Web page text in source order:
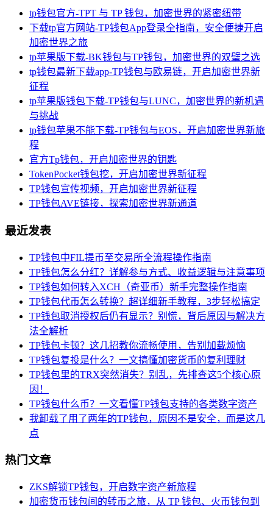
tp钱包官方-TPT 与 TP 钱包，加密世界的紧密纽带
下载tp官方网站-TP钱包App登录全指南，安全便捷开启
加密世界之旅
tp苹果版下载-BK钱包与TP钱包，加密世界的双璧之选
tp钱包最新下载app-TP钱包与欧易链，开启加密世界新
征程
tp苹果版钱包下载-TP钱包与LUNC，加密世界的新机遇
与挑战
tp钱包苹果不能下载-TP钱包与EOS，开启加密世界新旅
程
官方Tp钱包，开启加密世界的钥匙
TokenPocket钱包挖，开启加密世界新征程
TP钱包宣传视频，开启加密世界新征程
TP钱包AVE链接，探索加密世界新通道
最近发表
TP钱包中FIL提币至交易所全流程操作指南
TP钱包怎么分红？详解参与方式、收益逻辑与注意事项
TP钱包如何转入XCH（奇亚币）新手完整操作指南
TP钱包代币怎么转换？超详细新手教程，3步轻松搞定
TP钱包取消授权后仍有显示？别慌，背后原因与解决方
法全解析
TP钱包卡顿？这几招教你流畅使用，告别加载烦恼
TP钱包复投是什么？一文搞懂加密货币的复利理财
TP钱包里的TRX突然消失？别乱，先排查这5个核心原
因！
TP钱包什么币？一文看懂TP钱包支持的各类数字资产
我卸载了用了两年的TP钱包，原因不是安全，而是这几
点
热门文章
ZKS解锁TP钱包，开启数字资产新旅程
加密货币钱包间的转币之旅，从 TP 钱包、火币钱包到